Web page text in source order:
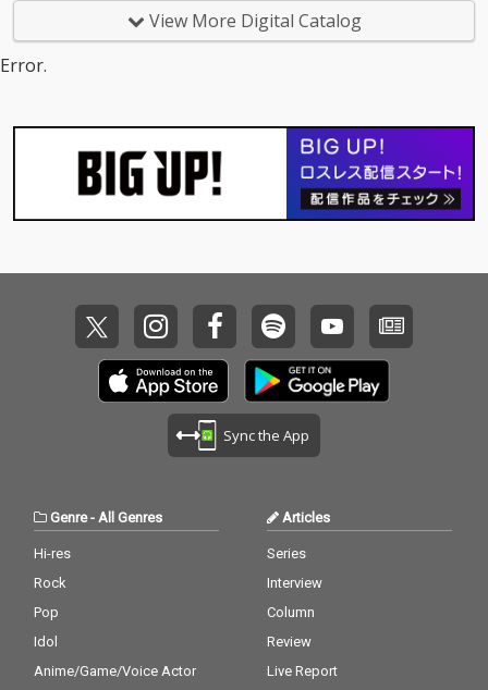
6日に発売。原作ゲー
ムの１作目から主題歌
ゲーム発売日に同時リ
リース！
6日に発売。原作ゲー
ムの１作目から主題歌
録した配信シングルが
ゲーム発売日に同時リ
リース！
View More Digital Catalog
Error.
Sync the App
Genre- All Genres
Hi-res
Rock
Pop
Idol
Anime/Game/Voice Actor
Articles
Series
Interview
Column
Review
Live Report